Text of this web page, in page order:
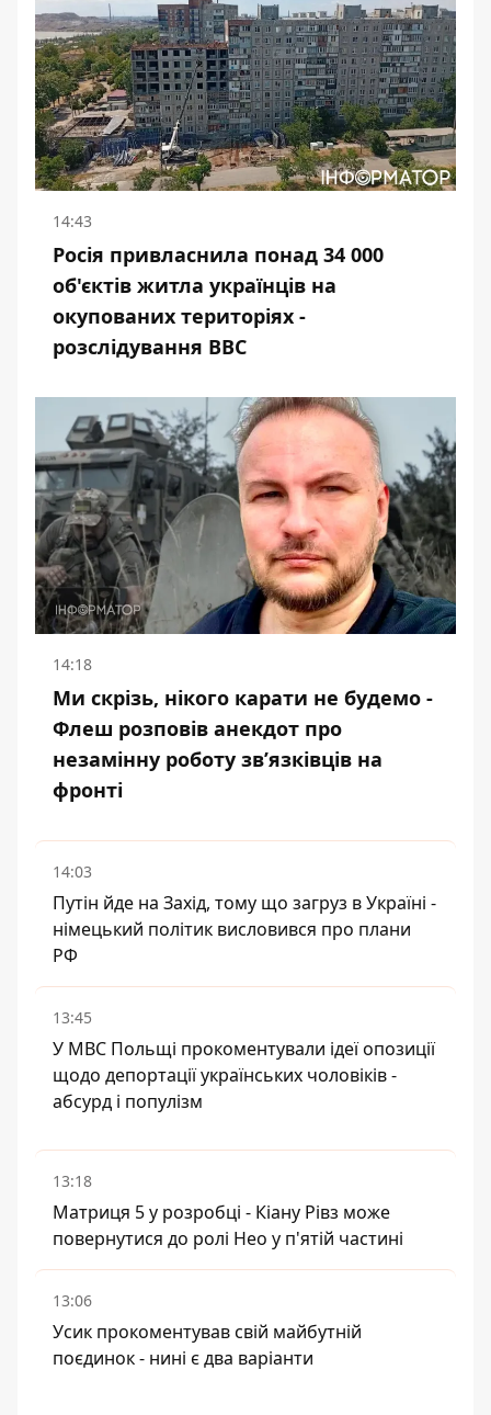
14:43
Росія привласнила понад 34 000
об'єктів житла українців на
окупованих територіях -
розслідування BBC
14:18
Ми скрізь, нікого карати не будемо -
Флеш розповів анекдот про
незамінну роботу зв’язківців на
фронті
14:03
Путін йде на Захід, тому що загруз в Україні -
німецький політик висловився про плани
РФ
13:45
У МВС Польщі прокоментували ідеї опозиції
щодо депортації українських чоловіків -
абсурд і популізм
13:18
Матриця 5 у розробці - Кіану Рівз може
повернутися до ролі Нео у п'ятій частині
13:06
Усик прокоментував свій майбутній
поєдинок - нині є два варіанти